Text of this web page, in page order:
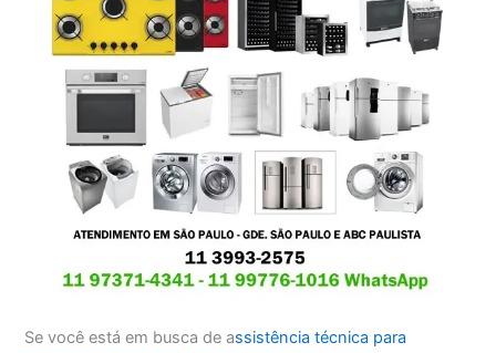
Se você está em busca de assistência técnica para